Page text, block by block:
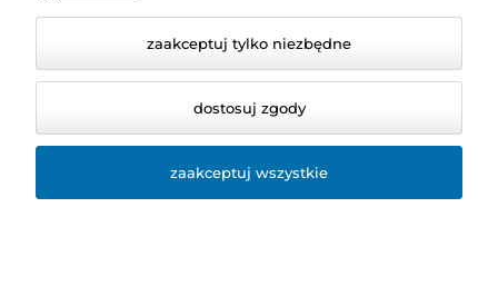
© 2026 sklep.bio-space.pl. Wszelkie prawa zastrzeżone.
zaakceptuj tylko niezbędne
dostosuj zgody
zaakceptuj wszystkie